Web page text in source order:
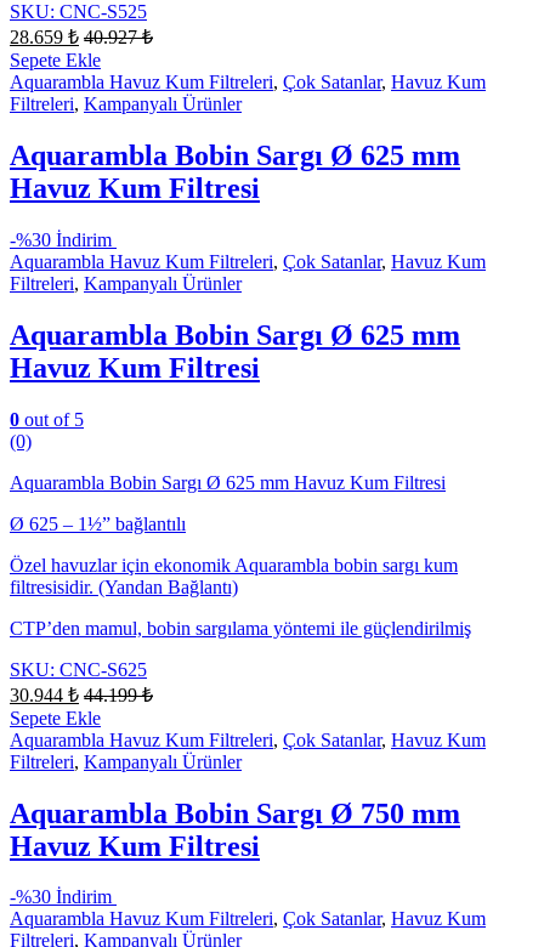
SKU: CNC-S525
28.659 ₺ 40.927₺
Sepete Ekle
Aquarambla Havuz Kum Filtreleri, Çok Satanlar, Havuz Kum
Filtreleri, Kampanyalı Ürünler
Aquarambla Bobin Sargı Ø 625 mm
Havuz Kum Filtresi
-%30 İndirim
Aquarambla Havuz Kum Filtreleri, Çok Satanlar, Havuz Kum
Filtreleri, Kampanyalı Ürünler
Aquarambla Bobin Sargı Ø 625 mm
Havuz Kum Filtresi
0 out of 5
(0)
Aquarambla Bobin Sargı Ø 625 mm Havuz Kum Filtresi
Ø 625 – 1½” bağlantılı
Özel havuzlar için ekonomik Aquarambla bobin sargı kum
filtresisidir. (Yandan Bağlantı)
CTP’den mamul, bobin sargılama yöntemi ile güçlendirilmiş
SKU: CNC-S625
30.944 ₺ 44.199₺
Sepete Ekle
Aquarambla Havuz Kum Filtreleri, Çok Satanlar, Havuz Kum
Filtreleri, Kampanyalı Ürünler
Aquarambla Bobin Sargı Ø 750 mm
Havuz Kum Filtresi
-%30 İndirim
Aquarambla Havuz Kum Filtreleri, Çok Satanlar, Havuz Kum
Filtreleri, Kampanyalı Ürünler